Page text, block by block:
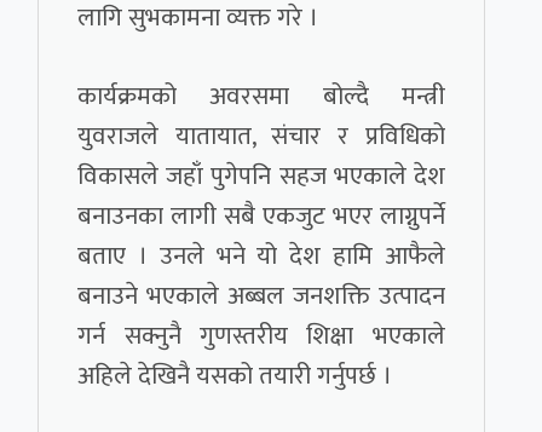
लागि सुभकामना व्यक्त गरे ।
कार्यक्रमको अवरसमा बोल्दै मन्त्री
युवराजले यातायात, संचार र प्रविधिको
विकासले जहाँ पुगेपनि सहज भएकाले देश
बनाउनका लागी सबै एकजुट भएर लाग्नुपर्ने
बताए । उनले भने यो देश हामि आफैले
बनाउने भएकाले अब्बल जनशक्ति उत्पादन
गर्न सक्नुनै गुणस्तरीय शिक्षा भएकाले
अहिले देखिनै यसको तयारी गर्नुपर्छ ।